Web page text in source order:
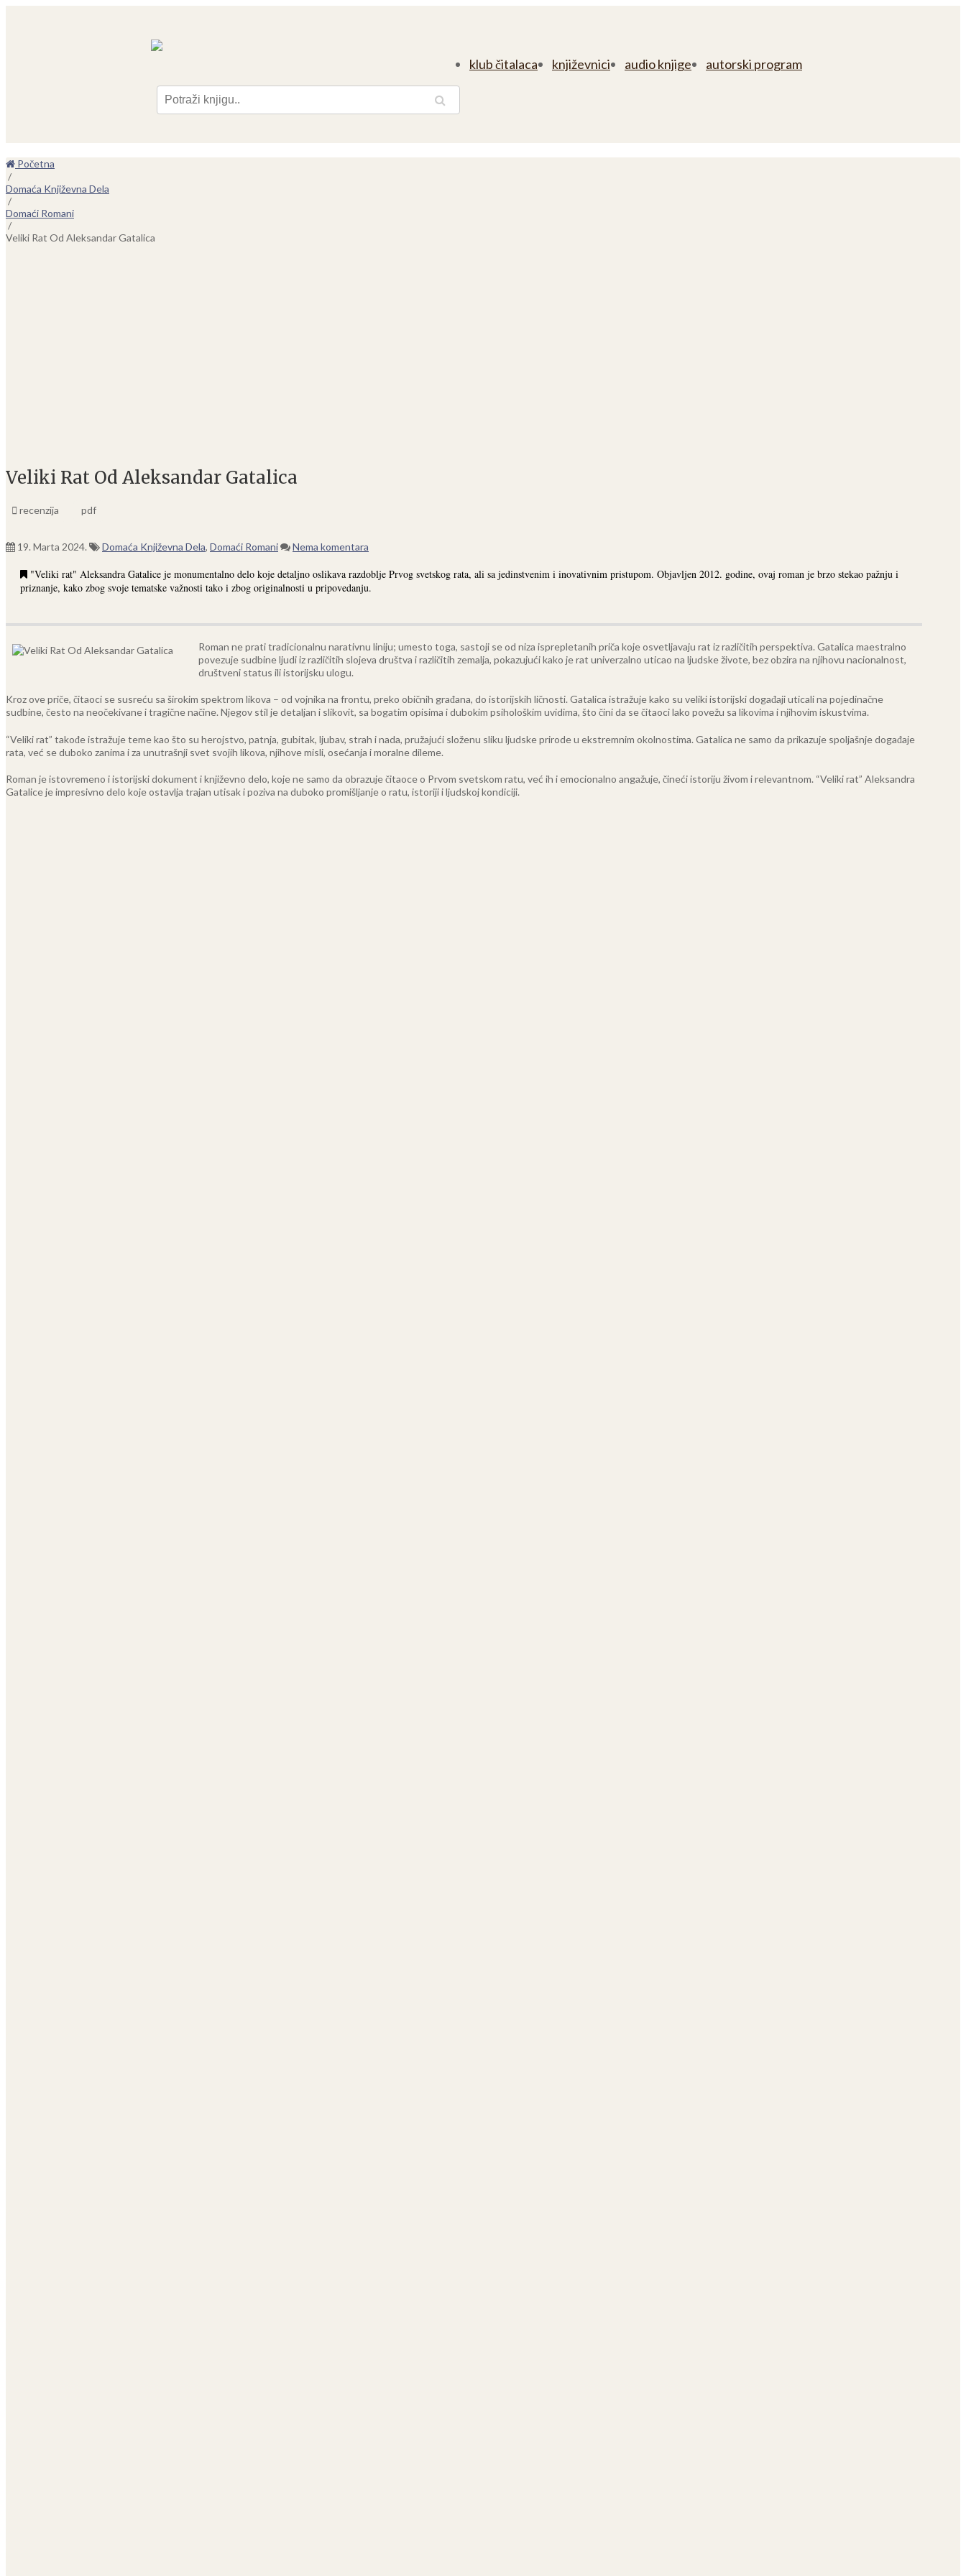
klub čitalaca književnici audio knjige autorski program
Početna
/
Domaća Književna Dela
/
Domaći Romani
/
Veliki Rat Od Aleksandar Gatalica
Veliki Rat Od Aleksandar Gatalica
recenzija pdf
19. Marta 2024. Domaća Književna Dela, Domaći Romani Nema komentara
"Veliki rat" Aleksandra Gatalice je monumentalno delo koje detaljno oslikava razdoblje Prvog svetskog rata, ali sa jedinstvenim i inovativnim pristupom. Objavljen 2012. godine, ovaj roman je brzo stekao pažnju i
priznanje, kako zbog svoje tematske važnosti tako i zbog originalnosti u pripovedanju.
Roman ne prati tradicionalnu narativnu liniju; umesto toga, sastoji se od niza isprepletanih priča koje osvetljavaju rat iz različitih perspektiva. Gatalica maestralno
povezuje sudbine ljudi iz različitih slojeva društva i različitih zemalja, pokazujući kako je rat univerzalno uticao na ljudske živote, bez obzira na njihovu nacionalnost,
društveni status ili istorijsku ulogu.
Kroz ove priče, čitaoci se susreću sa širokim spektrom likova – od vojnika na frontu, preko običnih građana, do istorijskih ličnosti. Gatalica istražuje kako su veliki istorijski događaji uticali na pojedinačne
sudbine, često na neočekivane i tragične načine. Njegov stil je detaljan i slikovit, sa bogatim opisima i dubokim psihološkim uvidima, što čini da se čitaoci lako povežu sa likovima i njihovim iskustvima.
“Veliki rat” takođe istražuje teme kao što su herojstvo, patnja, gubitak, ljubav, strah i nada, pružajući složenu sliku ljudske prirode u ekstremnim okolnostima. Gatalica ne samo da prikazuje spoljašnje događaje
rata, već se duboko zanima i za unutrašnji svet svojih likova, njihove misli, osećanja i moralne dileme.
Roman je istovremeno i istorijski dokument i književno delo, koje ne samo da obrazuje čitaoce o Prvom svetskom ratu, već ih i emocionalno angažuje, čineći istoriju živom i relevantnom. “Veliki rat” Aleksandra
Gatalice je impresivno delo koje ostavlja trajan utisak i poziva na duboko promišljanje o ratu, istoriji i ljudskoj kondiciji.